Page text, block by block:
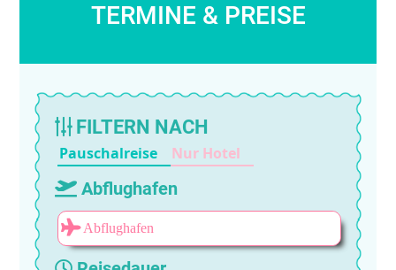
TERMINE & PREISE
FILTERN NACH
Pauschalreise Nur Hotel
Abflughafen